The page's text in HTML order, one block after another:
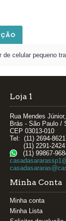
de celular pequeno
Loja 1
Rua Mendes
Brás - São Paulo /
CEP 03013-010
Tel: (11) 2694-8621
(11) 2291-2424
(11) 99867-
Minha Conta
Minha conta
Minha Lista